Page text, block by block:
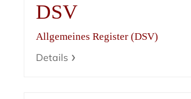
DSV
Allgemeines Register (DSV)
Details